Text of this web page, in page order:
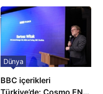
BBC içerikleri
Türkiye’de: Cosmo EN
Dünya